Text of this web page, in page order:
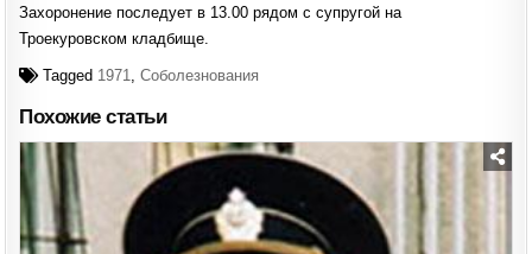
Захоронение последует в 13.00 рядом с супругой на
Троекуровском кладбище.
Tagged 1971,Соболезнования
Похожие статьи
Posted
in